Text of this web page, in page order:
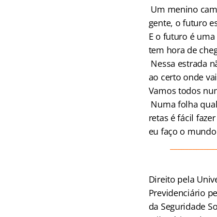
Um menino
gente, o futuro
E o futuro é
tem hora de
Nessa estrada
ao certo onde
Vamos todos
Numa folha
retas é fácil
eu faço o
Direito pela
Previdenciário
da Seguridade